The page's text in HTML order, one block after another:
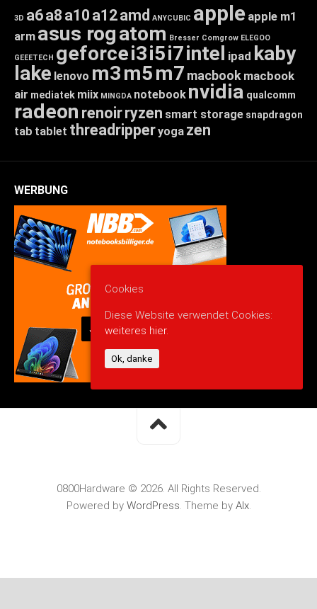
3D a6a8 a10 a12amd ANYCUBIC apple apple m1
arm asus rogatom Bresser Comgrow ELEGOO
GEEETECH geforcei3i5i7intel ipad kaby
lake lenovo m3m5m7 macbook macbook
air mediatek miix MINGDA notebook nvidia qualcomm
radeon renoirryzen smart storage snapdragon
tab tablet threadripperyoga zen
WERBUNG
0800Hardware © 2026. All Rights Reserved.
Powered by WordPress. Theme by Alx.
Cookies
Diese Website verwendet Cookies:
weiteres hier.
Ok, danke